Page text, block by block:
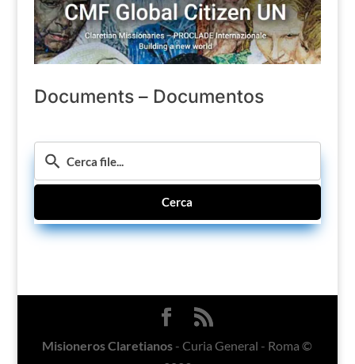
Documents – Documentos
Cerca
Misioneros Claretianos - Curia General - Roma ©